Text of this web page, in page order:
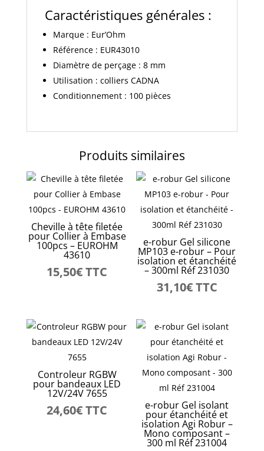
Caractéristiques générales :
Marque : Eur’Ohm
Référence : EUR43010
Diamètre de perçage : 8 mm
Utilisation : colliers CADNA
Conditionnement : 100 pièces
Produits similaires
Cheville à tête filetée
pour Collier à Embase
100pcs – EUROHM
43610
15,50€TTC
e-robur Gel silicone
MP103 e-robur – Pour
isolation et étanchéité
– 300ml Réf 231030
31,10€TTC
Controleur RGBW
pour bandeaux LED
12V/24V 7655
24,60€TTC e-robur Gel isolant
pour étanchéité et
isolation Agi Robur –
Mono composant –
300 ml Réf 231004